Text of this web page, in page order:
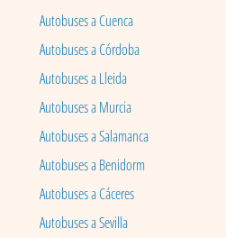
Autobuses a Cuenca
Autobuses a Córdoba
Autobuses a Lleida
Autobuses a Murcia
Autobuses a Salamanca
Autobuses a Benidorm
Autobuses a Cáceres
Autobuses a Sevilla